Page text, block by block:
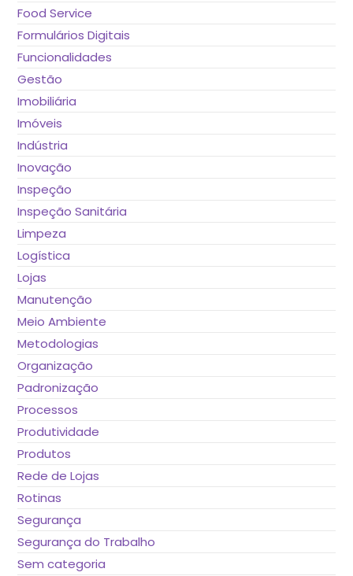
Food Service
Formulários Digitais
Funcionalidades
Gestão
Imobiliária
Imóveis
Indústria
Inovação
Inspeção
Inspeção Sanitária
Limpeza
Logística
Lojas
Manutenção
Meio Ambiente
Metodologias
Organização
Padronização
Processos
Produtividade
Produtos
Rede de Lojas
Rotinas
Segurança
Segurança do Trabalho
Sem categoria